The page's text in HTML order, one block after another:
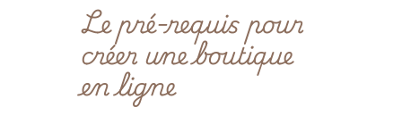
Le pré-requis pour
créer une boutique
en ligne